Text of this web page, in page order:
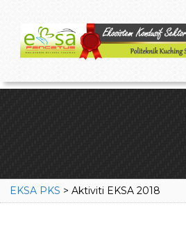
EKSA PKS > Aktiviti EKSA 2018